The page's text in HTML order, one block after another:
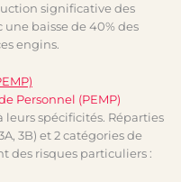
significative des
baisse de 40% des
engins.
Personnel (PEMP)
spécificités. Réparties
3B) et 2 catégories de
des risques particuliers :